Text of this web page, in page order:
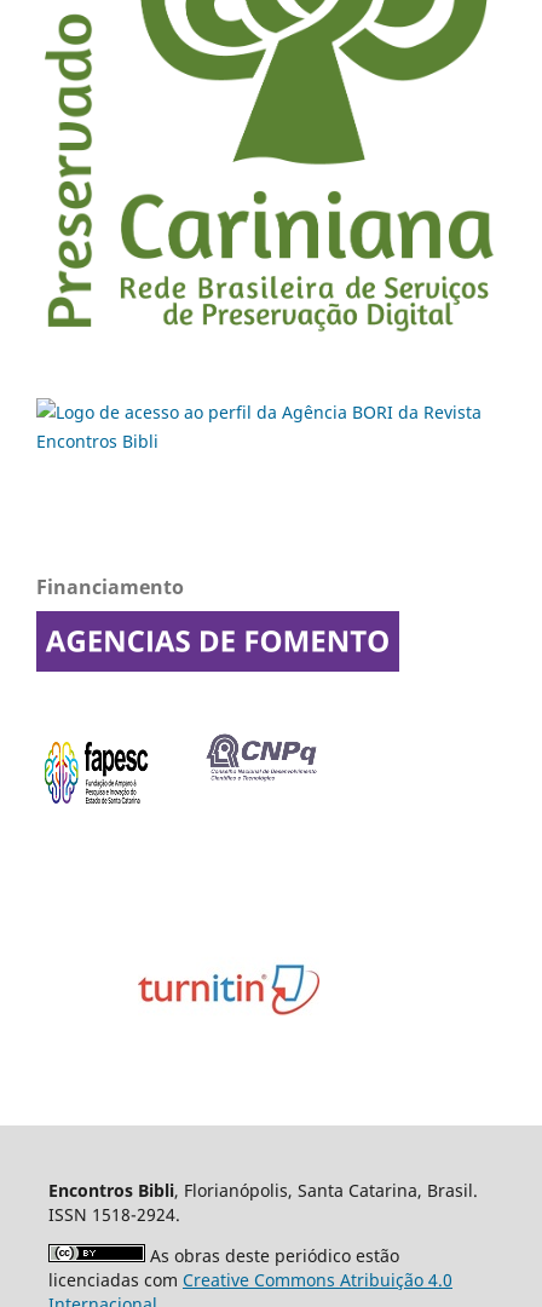
Financiamento
Encontros Bibli, Florianópolis, Santa Catarina, Brasil.
ISSN 1518-2924.
As obras deste periódico estão
licenciadas com Creative Commons Atribuição 4.0